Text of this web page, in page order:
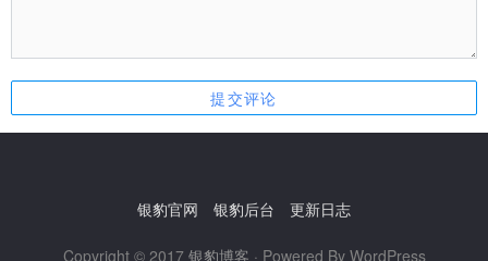
银豹官网 银豹后台 更新日志
Copyright © 2017 银豹博客 · Powered By WordPress